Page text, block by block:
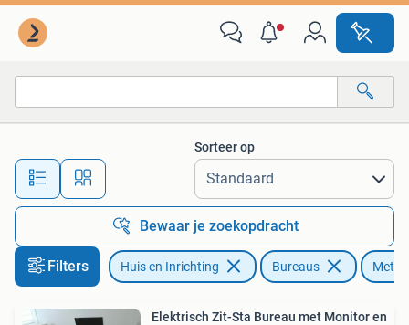
Alle afstanden…
Sorteer op
Bewaar je zoekopdracht
Filters Huis en Inrichting Bureaus Met
Elektrisch Zit-Sta Bureau met Monitor en